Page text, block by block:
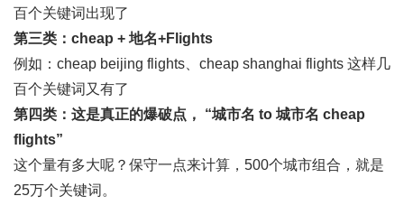
百个关键词出现了
第三类： cheap + 地名+Flights
例如：cheap beijing flights、cheap shanghai flights 这样几
百个关键词又有了
第四类：这是真正的爆破点，
“城市名 to 城市名 cheap
flights”
这个量有多大呢？保守一点来计算，500个城市组合，就是
25万个关键词。